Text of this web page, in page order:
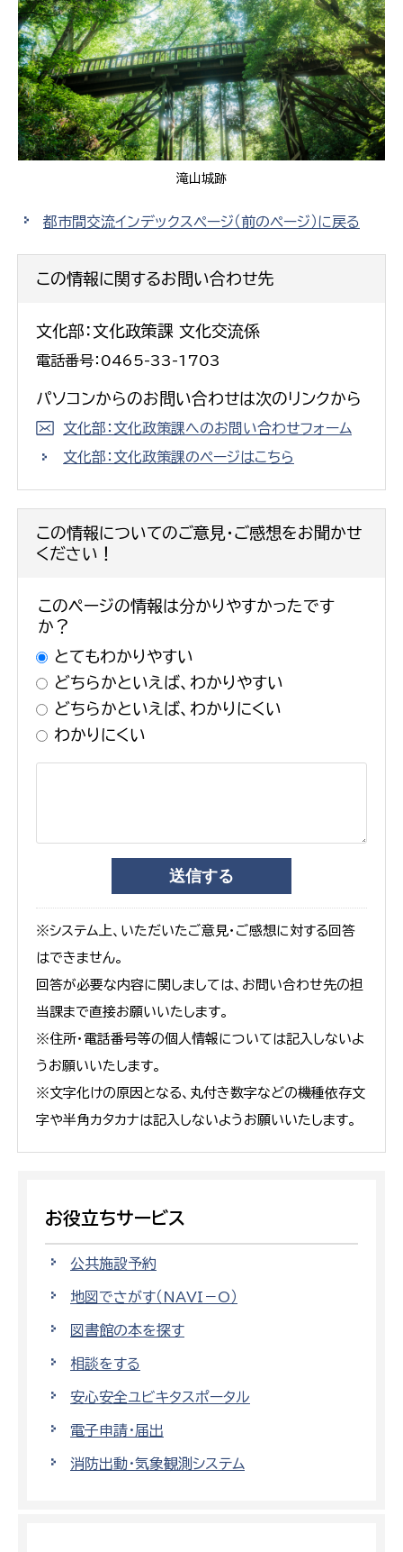
滝山城跡
都市間交流インデックスページ（前のページ）に戻る
この情報に関するお問い合わせ先
文化部：文化政策課 文化交流係
電話番号：0465-33-1703
パソコンからのお問い合わせは次のリンクから
文化部：文化政策課へのお問い合わせフォーム
文化部：文化政策課のページはこちら
この情報についてのご意見・ご感想をお聞かせ
ください！
このページの情報は分かりやすかったです
か？
とてもわかりやすい
どちらかといえば、わかりやすい
どちらかといえば、わかりにくい
わかりにくい
※システム上、いただいたご意見・ご感想に対する回答
はできません。
回答が必要な内容に関しましては、お問い合わせ先の担
当課まで直接お願いいたします。
※住所・電話番号等の個人情報については記入しないよ
うお願いいたします。
※文字化けの原因となる、丸付き数字などの機種依存文
字や半角カタカナは記入しないようお願いいたします。
お役立ちサービス
公共施設予約
地図でさがす（NAVI－O）
図書館の本を探す
相談をする
安心安全ユビキタスポータル
電子申請・届出
消防出動・気象観測システム